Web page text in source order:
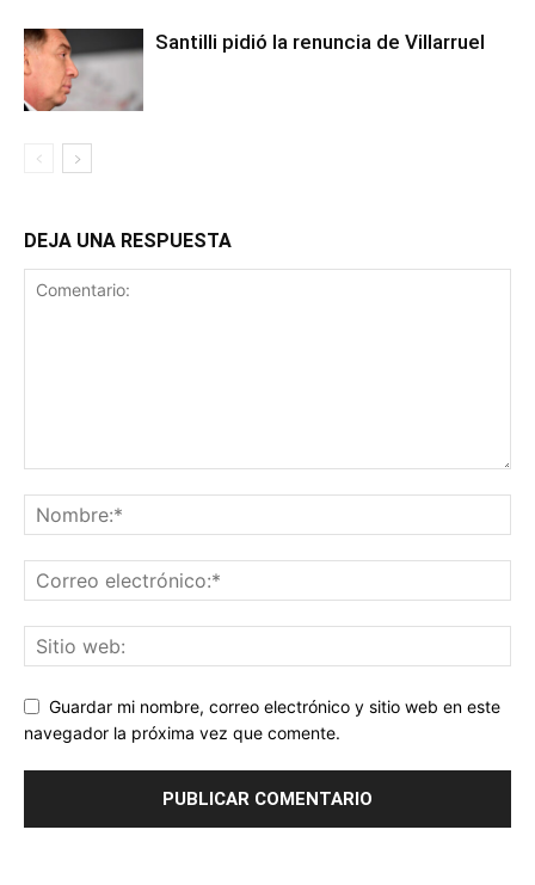
Santilli pidió la renuncia de Villarruel
DEJA UNA RESPUESTA
Guardar mi nombre, correo electrónico y sitio web en este
navegador la próxima vez que comente.